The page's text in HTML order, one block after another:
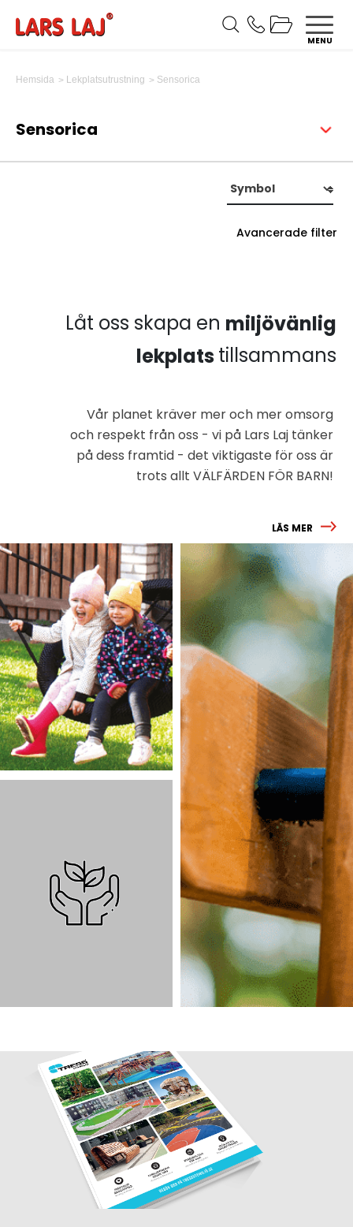
MENU
Hemsida Lekplatsutrustning Sensorica
Sensorica
Avancerade filter
Låt oss skapa en miljövänlig
lekplats tillsammans
Vår planet kräver mer och mer omsorg
och respekt från oss - vi på Lars Laj tänker
på dess framtid - det viktigaste för oss är
trots allt VÄLFÄRDEN FÖR BARN!
LÄS MER